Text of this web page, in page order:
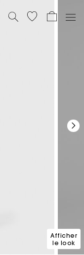
Afficher
le look